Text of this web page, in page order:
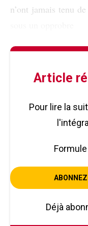
n’ont jamais tenu
Article
Pour lire la
Déjà